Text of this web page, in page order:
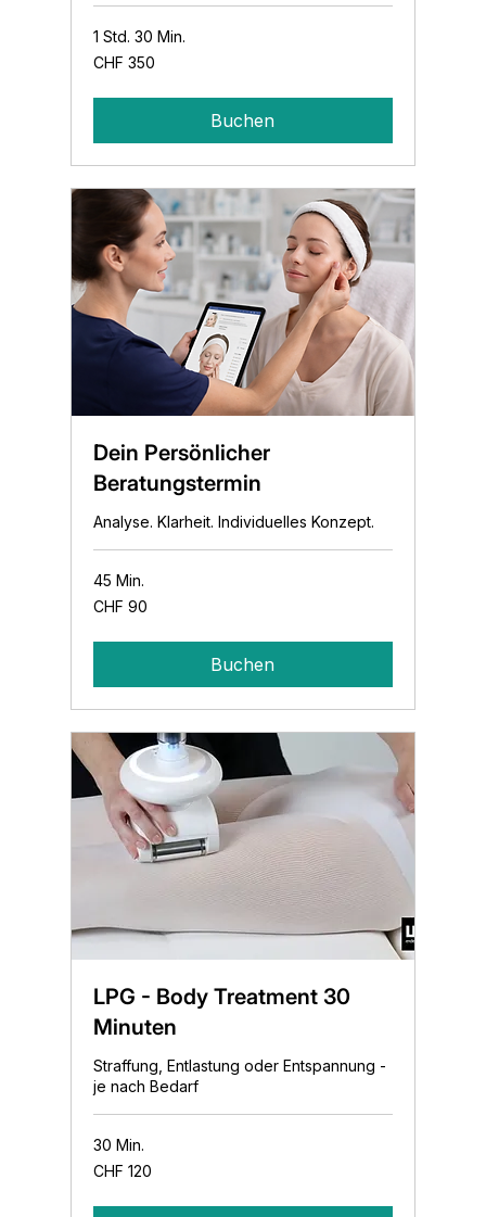
1 Std. 30 Min.
350
Schweizer
CHF 350
Buchen
Dein Persönlicher
Beratungstermin
Analyse. Klarheit. Individuelles Konzept.
45 Min.
90
Schweizer
CHF 90
Buchen
LPG - Body Treatment 30
Minuten
Straffung, Entlastung oder Entspannung -
je nach Bedarf
30 Min.
120
Schweizer
CHF 120